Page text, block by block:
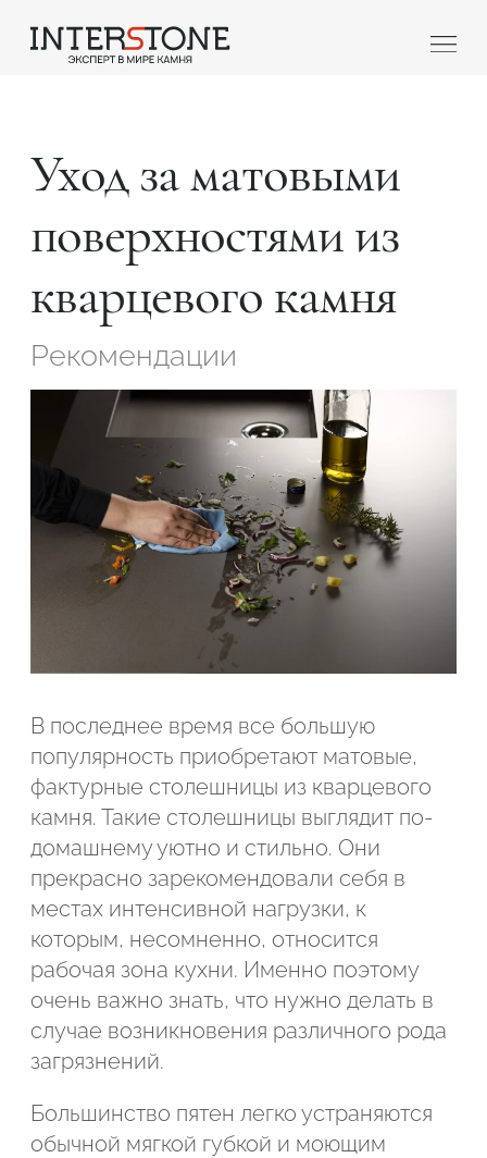
Уход за матовыми
поверхностями из
кварцевого камня
Рекомендации
В последнее время все большую
популярность приобретают матовые,
фактурные столешницы из кварцевого
камня. Такие столешницы выглядит по-
домашнему уютно и стильно. Они
прекрасно зарекомендовали себя в
местах интенсивной нагрузки, к
которым, несомненно, относится
рабочая зона кухни. Именно поэтому
очень важно знать, что нужно делать в
случае возникновения различного рода
загрязнений.
Большинство пятен легко устраняются
обычной мягкой губкой и моющим
Ваша сфера деятельности
Подтвердите, что вы не робот
ОТПРАВИТЬ ЗАЯВКУ
Подтвердите, что вы не робот
Подтвердите, что вы не робот
ОТПРАВИТЬ